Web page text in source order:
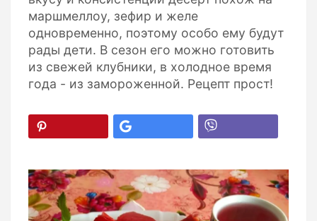
маршмеллоу, зефир и желе
одновременно, поэтому особо ему будут
рады дети. В сезон его можно готовить
из свежей клубники, в холодное время
года - из замороженной. Рецепт прост!